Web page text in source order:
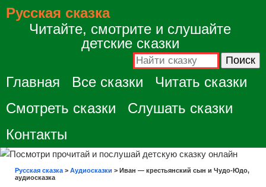
Русская сказка
Читайте, смотрите и слушайте
детские сказки
Главная Все сказки
Читать сказки
Смотреть сказки
Слушать сказки
Контакты
Русская сказка > Аудиосказки > Иван — крестьянский сын и Чудо-Юдо,
аудиосказка